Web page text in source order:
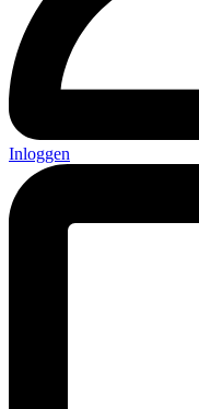
Inloggen